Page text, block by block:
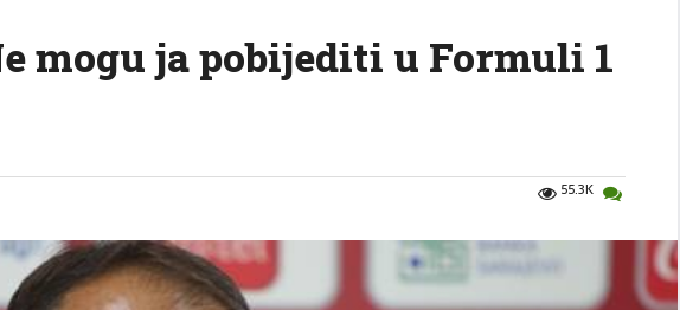
mogu ja pobijediti u Formuli 1
55.3K